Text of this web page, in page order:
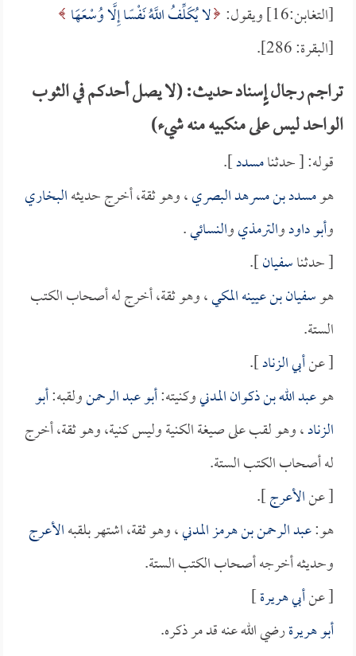
[التغابن:16] ويقول:
لا يُكَلِّفُ اللَّهُ نَفْسًا إِلَّا وُسْعَهَا
[البقرة: 286].
تراجم رجال إٍسناد حديث: (لا يصل أحدكم في الثوب
الواحد ليس على منكبيه منه شيء)
قوله: [ حدثنامسدد].
هومسدد بن مسرهد البصري، وهو ثقة، أخرج حديثهالبخاري
وأبو داودوالترمذيوالنسائي.
[ حدثناسفيان].
هوسفيان بن عيينه المكي، وهو ثقة، أخرج له أصحاب الكتب
الستة.
[ عنأبي الزناد].
هوعبد الله بن ذكوان المدنيوكنيته:أبو عبد الرحمنولقبه:أبو
الزناد، وهو لقب على صيغة الكنية وليس كنية، وهو ثقة، أخرج
له أصحاب الكتب الستة.
[ عنالأعرج].
هو:عبد الرحمن بن هرمز المدني، وهو ثقة، اشتهر بلقبهالأعرج
وحديثه أخرجه أصحاب الكتب الستة.
[ عنأبي هريرة]
أبو هريرةرضي الله عنه قد مر ذكره.